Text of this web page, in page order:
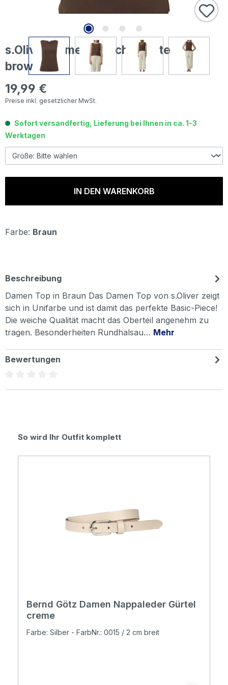
s.Oliver Damen Top chocolate deep
brown
Regulärer Preis:
19,99 €
Preise inkl. gesetzlicher MwSt.
Sofort versandfertig, Lieferung bei Ihnen in ca. 1-3
Werktagen
IN DEN WARENKORB
Farbe: Braun
Beschreibung
Damen Top in Braun Das Damen Top von s.Oliver zeigt
sich in Unifarbe und ist damit das perfekte Basic-Piece!
Die weiche Qualität macht das Oberteil angenehm zu
tragen. Besonderheiten Rundhalsau… Mehr
Bewertungen
Produktgalerie überspringen
So wird Ihr Outfit komplett
Bernd Götz Damen Nappaleder Gürtel
creme
Farbe: Silber - FarbNr.: 0015 / 2 cm breit